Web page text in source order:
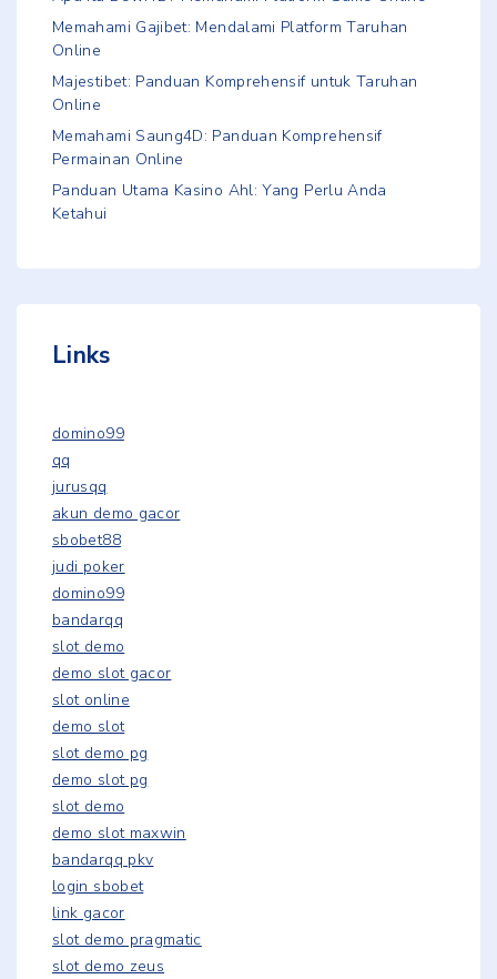
Memahami Gajibet: Mendalami Platform Taruhan
Online
Majestibet: Panduan Komprehensif untuk Taruhan
Online
Memahami Saung4D: Panduan Komprehensif
Permainan Online
Panduan Utama Kasino Ahl: Yang Perlu Anda
Ketahui
Links
domino99
qq
jurusqq
akun demo gacor
sbobet88
judi poker
domino99
bandarqq
slot demo
demo slot gacor
slot online
demo slot
slot demo pg
demo slot pg
slot demo
demo slot maxwin
bandarqq pkv
login sbobet
link gacor
slot demo pragmatic
slot demo zeus